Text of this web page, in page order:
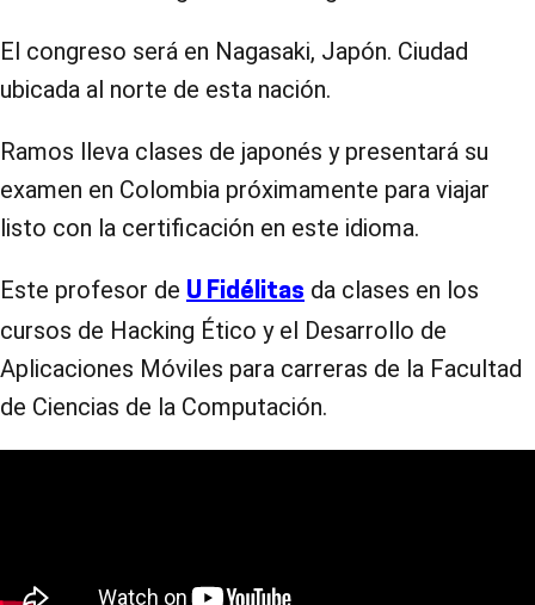
El congreso será en Nagasaki, Japón. Ciudad
ubicada al norte de esta nación.
Ramos lleva clases de japonés y presentará su
examen en Colombia próximamente para viajar
listo con la certificación en este idioma.
Este profesor de U Fidélitas da clases en los
cursos de Hacking Ético y el Desarrollo de
Aplicaciones Móviles para carreras de la Facultad
de Ciencias de la Computación.